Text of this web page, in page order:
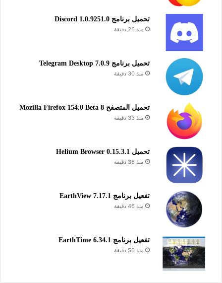
تحميل برنامج Discord 1.0.9251.0
منذ 26 دقيقة
تحميل برنامج Telegram Desktop 7.0.9
منذ 30 دقيقة
تحميل المتصفح Mozilla Firefox 154.0 Beta 8
منذ 33 دقيقة
تحميل Helium Browser 0.15.3.1
منذ 36 دقيقة
تفعيل برنامج EarthView 7.17.1
منذ 46 دقيقة
تفعيل برنامج EarthTime 6.34.1
منذ 50 دقيقة